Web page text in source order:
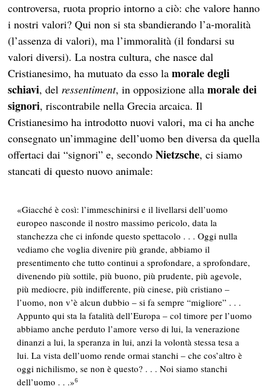
controversa, ruota proprio intorno a ciò: che valore hanno
i nostri valori? Qui non si sta sbandierando l’a-moralità
(l’assenza di valori), ma l’immoralità (il fondarsi su
valori diversi). La nostra cultura, che nasce dal
Cristianesimo, ha mutuato da esso lamorale degli
schiavi, del ressentiment, in opposizione alla morale dei
signori, riscontrabile nella Grecia arcaica. Il
Cristianesimo ha introdotto nuovi valori, ma ci ha anche
consegnato un’immagine dell’uomo ben diversa da quella
offertaci dai “signori” e, secondoNietzsche, ci siamo
stancati di questo nuovo animale:
«Giacché è così: l’immeschinirsi e il livellarsi dell’uomo
europeo nasconde il nostro massimo pericolo, data la
stanchezza che ci infonde questo spettacolo . . . Oggi nulla
vediamo che voglia divenire più grande, abbiamo il
presentimento che tutto continui a sprofondare, a sprofondare,
divenendo più sottile, più buono, più prudente, più agevole,
più mediocre, più indifferente, più cinese, più cristiano –
l’uomo, non v’è alcun dubbio – si fa sempre “migliore” . . .
Appunto qui sta la fatalità dell’Europa – col timore per l’uomo
abbiamo anche perduto l’amore verso di lui, la venerazione
dinanzi a lui, la speranza in lui, anzi la volontà stessa tesa a
lui. La vista dell’uomo rende ormai stanchi – che cos’altro è
oggi nichilismo, se non è questo? . . . Noi siamo stanchi
dell’uomo . . .»6